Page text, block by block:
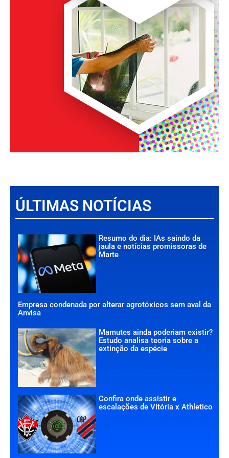
ÚLTIMAS NOTÍCIAS
Resumo do dia: IAs saindo da
jaula e notícias promissoras de
Marte
Empresa condenada por alterar agrotóxicos sem aval da
Anvisa
Mamutes ainda poderiam existir?
Estudo analisa teoria sobre a
extinção da espécie
Confira onde assistir e
escalações de Vitória x Athletico